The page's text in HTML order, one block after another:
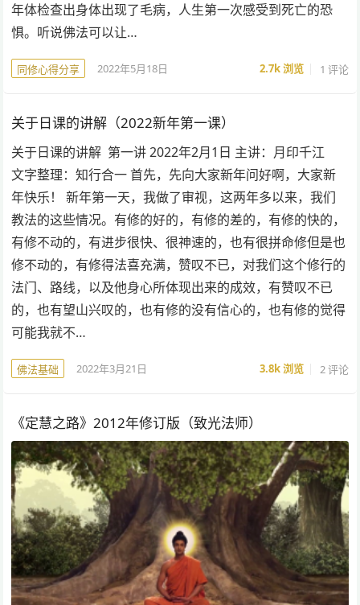
年体检查出身体出现了毛病，人生第一次感受到死亡的恐
惧。听说佛法可以让…
同修心得分享 2022年5月18日 2.7k浏览 1 评论
关于日课的讲解（2022新年第一课）
关于日课的讲解 第一讲 2022年2月1日 主讲：月印千江
文字整理：知行合一 首先，先向大家新年问好啊，大家新
年快乐！ 新年第一天，我做了审视，这两年多以来，我们
教法的这些情况。有修的好的，有修的差的，有修的快的，
有修不动的，有进步很快、很神速的，也有很拼命修但是也
修不动的，有修得法喜充满，赞叹不已，对我们这个修行的
法门、路线，以及他身心所体现出来的成效，有赞叹不已
的，也有望山兴叹的，也有修的没有信心的，也有修的觉得
可能我就不…
佛法基础 2022年3月21日 3.8k浏览 2 评论
《定慧之路》2012年修订版（致光法师）